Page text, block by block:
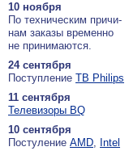
10 ноября
По тех­ни­че­ским при­чи­
нам за­ка­зы вре­мен­но
не при­ни­ма­ют­ся.
24 сентября
По­ступ­ле­ние ТВ Philips
11 сентября
Теле­ви­зо­ры BQ
10 сентября
По­сту­ле­ние AMD, Intel